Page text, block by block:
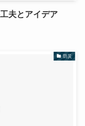
夫とアイデア
防災